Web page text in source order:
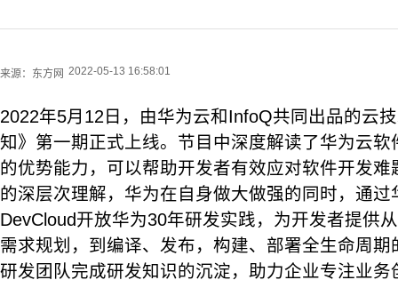
来源： 东方网 2022-05-13 16:58:01
2022年5月12日，由华为云和InfoQ共同出品的云
知》第一期正式上线。节目中深度解读了华为云软
的优势能力，可以帮助开发者有效应对软件开发
的深层次理解，华为在自身做大做强的同时，通
DevCloud开放华为30年研发实践，为开发者提供
需求规划，到编译、发布，构建、部署全生命周
研发团队完成研发知识的沉淀，助力企业专注业务